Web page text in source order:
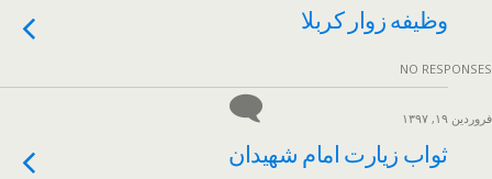
وظیفه زوار کربلا
NO RESPONSES
فروردین ۱۹, ۱۳۹۷
ثواب زیارت امام شهیدان